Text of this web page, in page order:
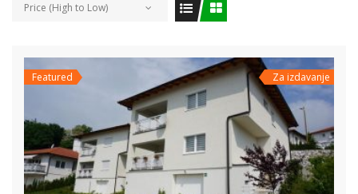
Price (High to Low)
Featured Za izdavanje